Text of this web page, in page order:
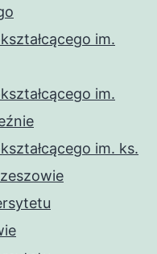
im.
im.
im. ks.